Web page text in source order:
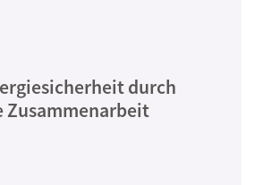
durch